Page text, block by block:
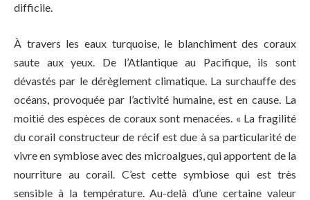
difficile.
À travers les eaux turquoise, le blanchiment des coraux
saute aux yeux. De l’Atlantique au Pacifique, ils sont
dévastés par le dérèglement climatique. La surchauffe des
océans, provoquée par l’activité humaine, est en cause. La
moitié des espèces de coraux sont menacées. « La fragilité
du corail constructeur de récif est due à sa particularité de
vivre en symbiose avec des microalgues, qui apportent de la
nourriture au corail. C’est cette symbiose qui est très
sensible à la température. Au-delà d’une certaine valeur